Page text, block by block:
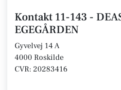
Kontakt 11-143 -
EGEGÅRDEN
Gyvelvej 14 A
4000 Roskilde
CVR: 20283416